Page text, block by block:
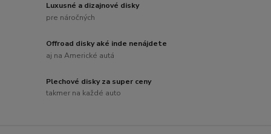
Luxusné a dizajnové disky
pre náročných
Offroad disky aké inde nenájdete
aj na Americké autá
Plechové disky za super ceny
takmer na každé auto